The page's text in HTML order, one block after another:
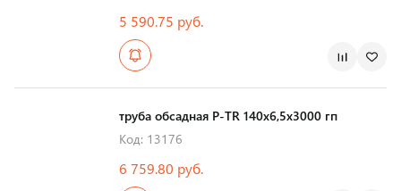
5 590.75 руб.
труба обсадная Р-TR 140х6,5х3000 гп
Код: 13176
6 759.80 руб.